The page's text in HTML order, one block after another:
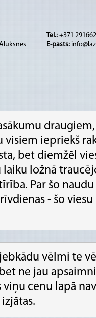
Tel.: +371
E-pasts:
iepriekš
bet diemžēl
laiku ložnā
Par šo
- šo
vēlmi te
ne jau
cenu lapā